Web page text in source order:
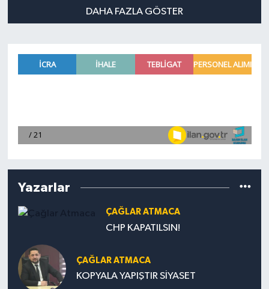
DAHA FAZLA GÖSTER
Yazarlar
ÇAĞLAR ATMACA
CHP KAPATILSIN!
ÇAĞLAR ATMACA
KOPYALA YAPIŞTIR SİYASET